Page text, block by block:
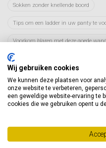
Sokken zonder knellende boord
Tips om een ladder in uw panty te
Voorkom blaren met deze goede
wandelsokken
Werksokken anti zweet
Blijf op de hoogte van onze
Wij gebruiken cookies
We kunnen deze plaatsen voor
onze website te verbeteren,
een geweldige website-ervaring te
cookies die we gebruiken opent u